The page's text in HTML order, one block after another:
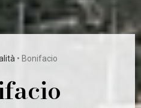
• Bonifacio